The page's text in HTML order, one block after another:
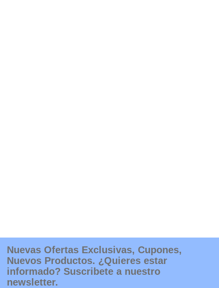
Nuevas Ofertas Exclusivas, Cupones,
Nuevos Productos. ¿Quieres estar
informado? Suscribete a nuestro
newsletter.